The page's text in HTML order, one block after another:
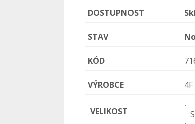
DOSTUPNOST
STAV
KÓD
VÝROBCE 4F
VELIKOST S